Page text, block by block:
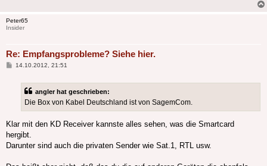
Peter65
Insider
Re: Empfangsprobleme? Siehe hier.
Beitrag
14.10.2012, 21:51
angler hat geschrieben:
Die Box von Kabel Deutschland ist von SagemCom.
Klar mit den KD Receiver kannste alles sehen, was die Smartcard
hergibt.
Darunter sind auch die privaten Sender wie Sat.1, RTL usw.